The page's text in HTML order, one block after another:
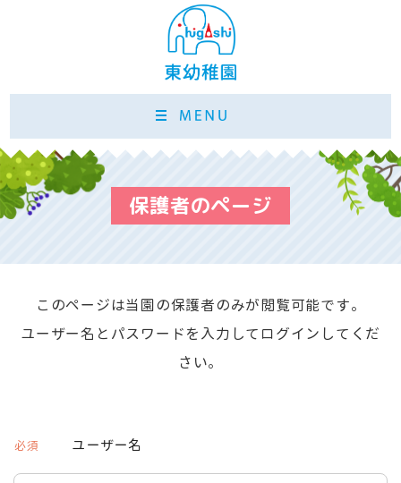
保護者のページ
このページは当園の保護者のみが閲覧可能です。
ユーザー名とパスワードを入力してログインしてくだ
さい。
ユーザー名
必須